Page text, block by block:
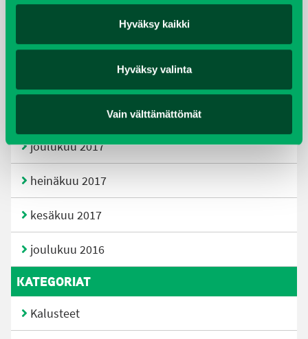
Hyväksy kaikki
Hyväksy valinta
Vain välttämättömät
huhtikuu 2019
helmikuu 2019
tammikuu 2018
joulukuu 2017
heinäkuu 2017
kesäkuu 2017
joulukuu 2016
KATEGORIAT
Kalusteet